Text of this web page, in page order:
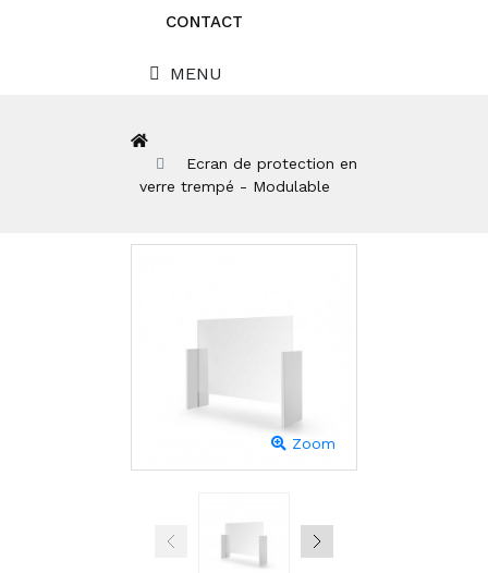
CONTACT
MENU
Ecran de protection en
verre trempé - Modulable
Zoom